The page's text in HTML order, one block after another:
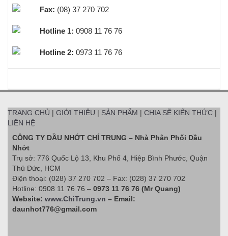
Fax: (08) 37 270 702
Hotline 1: 0908 11 76 76
Hotline 2: 0973 11 76 76
TRANG CHỦ | GIỚI THIỆU | SẢN PHẨM | CHIA SẼ KIẾN THỨC |
LIÊN HỆ
CÔNG TY DẦU NHỚT CHÍ TRUNG – Nhà Phân Phối Dầu
Nhớt
Trụ sở: 776 Quốc Lộ 13, Khu Phố 4, Hiệp Bình Phước, Quận
Thủ Đức, HCM
Điện thoại: (028) 37 270 702 – Fax: (028) 37 270 702
Hotline: 0908 11 76 76 – 0973 11 76 76 (Mr Quang)
Website: www.ChiTrung.vn – Email:
daunhot776@gmail.com